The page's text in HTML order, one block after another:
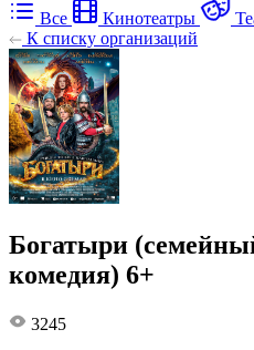
Все Кинотеатры
К списку организаций
Богатыри
комедия) 6+
3245